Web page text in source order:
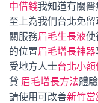
中借錢我知道有關
至上為我們台北免
關服務眉毛生長液使
的位置眉毛增長神器
受地方人士台北小額
貸 眉毛增長方法體
請使用可改善新竹當